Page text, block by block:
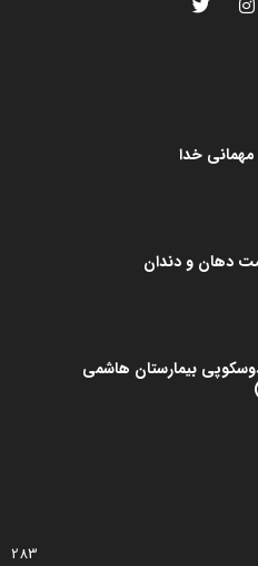
خدا
دهان و دندان
بیمارستان هاشمی
283